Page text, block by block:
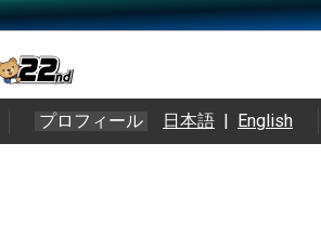
プロフィール 日本語 | English